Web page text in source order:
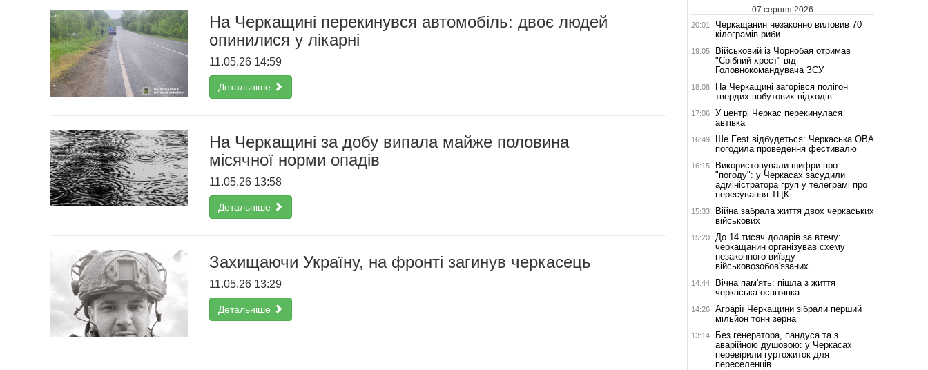
На Черкащині перекинувся автомобіль: двоє людей
опинилися у лікарні
11.05.26 14:59
Детальніше
На Черкащині за добу випала майже половина
місячної норми опадів
11.05.26 13:58
Детальніше
Захищаючи Україну, на фронті загинув черкасець
11.05.26 13:29
Детальніше
07 серпня 2026
20:01
Черкащанин незаконно виловив 70
кілограмів риби
19:05
Військовий із Чорнобая отримав
"Срібний хрест" від
Головнокомандувача ЗСУ
18:08
На Черкащині загорівся полігон
твердих побутових відходів
17:06
У центрі Черкас перекинулася
автівка
16:49
Ше.Fest відбудеться: Черкаська ОВА
погодила проведення фестивалю
16:15
Використовували шифри про
"погоду": у Черкасах засудили
адміністратора груп у телеграмі про
пересування ТЦК
15:33
Війна забрала життя двох черкаських
військових
15:20
До 14 тисяч доларів за втечу:
черкащанин організував схему
незаконного виїзду
військовозобов'язаних
14:44
Вічна пам'ять: пішла з життя
черкаська освітянка
14:26
Аграрії Черкащини зібрали перший
мільйон тонн зерна
13:14
Без генератора, пандуса та з
аварійною душовою: у Черкасах
перевірили гуртожиток для
переселенців